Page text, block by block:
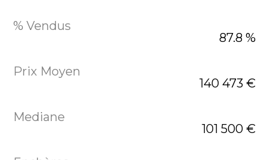
87.8 %
140 473 €
101 500 €